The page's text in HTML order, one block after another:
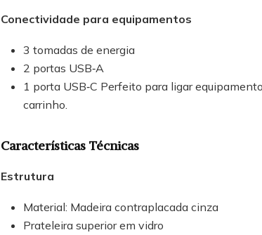
Conectividade para equipamentos
3 tomadas de energia
2 portas USB‑A
1 porta USB‑C Perfeito para ligar
carrinho.
Características Técnicas
Estrutura
Material: Madeira contraplacada cinza
Prateleira superior em vidro